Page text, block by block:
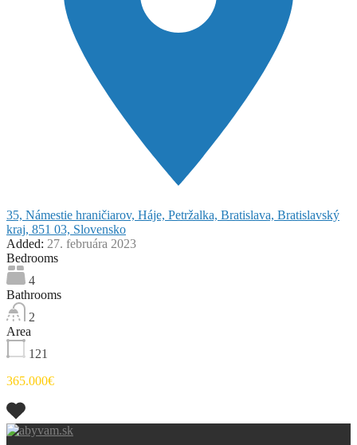
35, Námestie hraničiarov, Háje, Petržalka, Bratislava, Bratislavský
kraj, 851 03, Slovensko
Added: 27. februára 2023
Bedrooms
4
Bathrooms
2
Area
121
365.000€